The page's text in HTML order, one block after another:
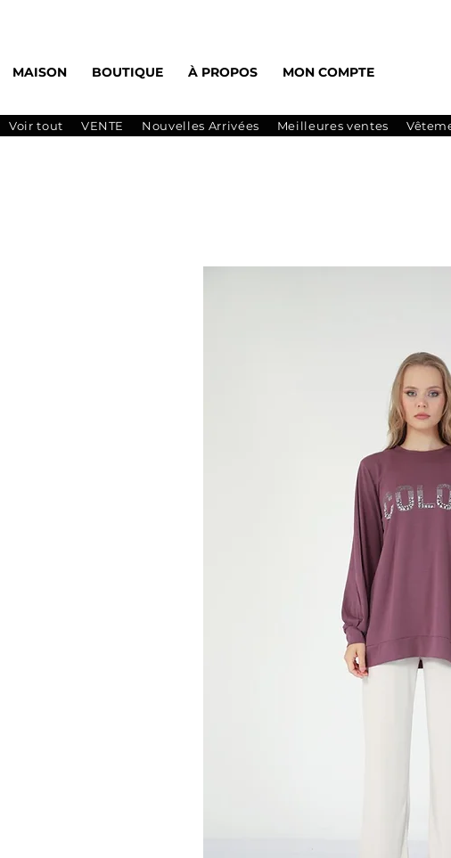
MAISON BOUTIQUE À PROPOS MON COMPTE
Voir tout VENTE Nouvelles Arrivées Meilleures ventes